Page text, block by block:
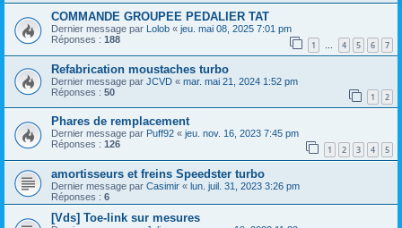
COMMANDE GROUPEE PEDALIER TAT
Dernier message par Lolob « jeu. mai 08, 2025 7:01 pm
Réponses : 188 1 … 4 5 6 7
Refabrication moustaches turbo
Dernier message par JCVD « mar. mai 21, 2024 1:52 pm
Réponses : 50 1 2
Phares de remplacement
Dernier message par Puff92 « jeu. nov. 16, 2023 7:45 pm
Réponses : 126 1 2 3 4 5
amortisseurs et freins Speedster turbo
Dernier message par Casimir « lun. juil. 31, 2023 3:26 pm
Réponses : 6
[Vds] Toe-link sur mesures